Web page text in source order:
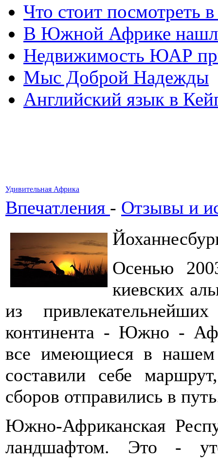
Что стоит посмотреть
В Южной Африке
Недвижимость ЮАР
Мыс Доброй Надежды
Английский язык в
Удивительная Африка
Впечатления - Отзывы и
Осенью
киевских
из
континента - Южно -
все имеющиеся в
составили себе
сборов отправились в
Южно-Африканская
ландшафтом. Это -